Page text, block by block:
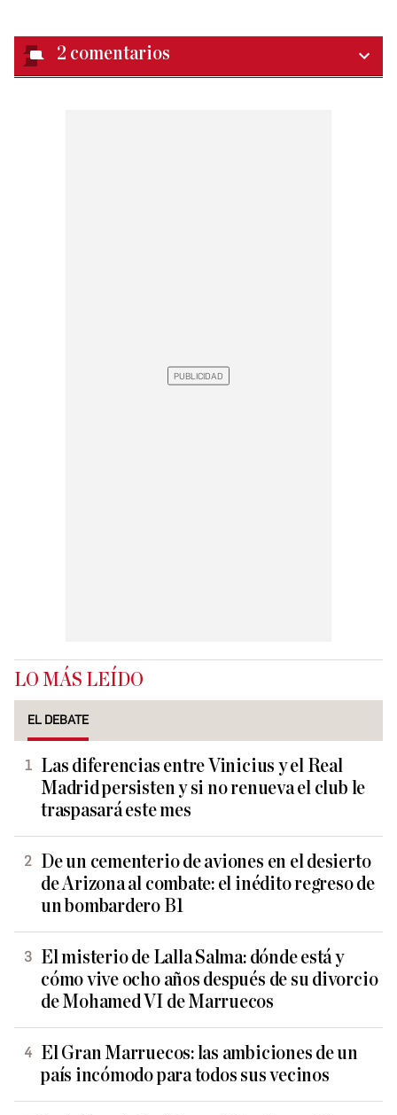
2 comentarios
LO MÁS LEÍDO
EL DEBATE
Las diferencias entre Vinicius y el Real
Madrid persisten y si no renueva el club le
traspasará este mes
De un cementerio de aviones en el desierto
de Arizona al combate: el inédito regreso de
un bombardero B1
El misterio de Lalla Salma: dónde está y
cómo vive ocho años después de su divorcio
de Mohamed VI de Marruecos
El Gran Marruecos: las ambiciones de un
país incómodo para todos sus vecinos